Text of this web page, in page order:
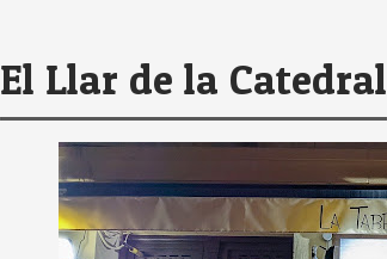
El Llar de la Catedral